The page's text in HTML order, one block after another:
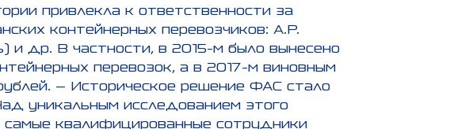
привлекла к ответственности за
контейнерных перевозчиков: A.P.
и др. В частности, в 2015-м было вынесено
перевозок, а в 2017-м виновным
– Историческое решение ФАС стало
уникальным исследованием этого
квалифицированные сотрудники